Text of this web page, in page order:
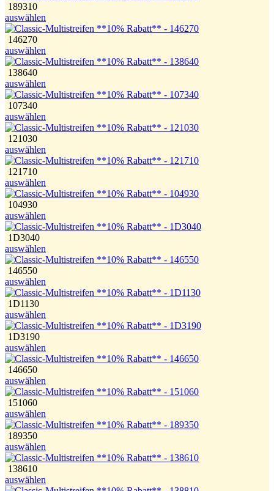
189310
auswählen
146270
auswählen
138640
auswählen
107340
auswählen
121030
auswählen
121710
auswählen
104930
auswählen
1D3040
auswählen
146550
auswählen
1D1130
auswählen
1D3190
auswählen
146650
auswählen
151060
auswählen
189350
auswählen
138610
auswählen